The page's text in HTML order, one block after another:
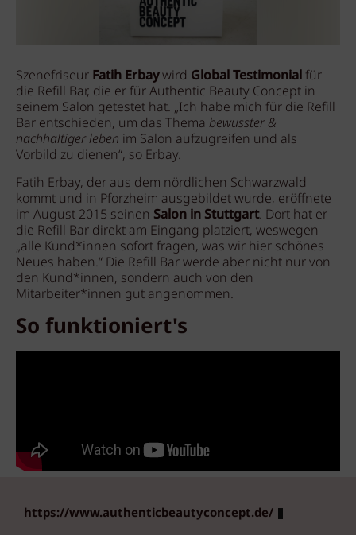
Szenefriseur Fatih Erbaywird Global Testimonial für
die Refill Bar, die er für Authentic Beauty Concept in
seinem Salon getestet hat. „Ich habe mich für die Refill
Bar entschieden, um das Thema bewusster &
nachhaltiger leben im Salon aufzugreifen und als
Vorbild zu dienen“, so Erbay.
Fatih Erbay, der aus dem nördlichen Schwarzwald
kommt und in Pforzheim ausgebildet wurde, eröffnete
im August 2015 seinen Salon in Stuttgart. Dort hat er
die Refill Bar direkt am Eingang platziert, weswegen
„alle Kund*innen sofort fragen, was wir hier schönes
Neues haben.“ Die Refill Bar werde aber nicht nur von
den Kund*innen, sondern auch von den
Mitarbeiter*innen gut angenommen.
So funktioniert's
https://www.authenticbeautyconcept.de/